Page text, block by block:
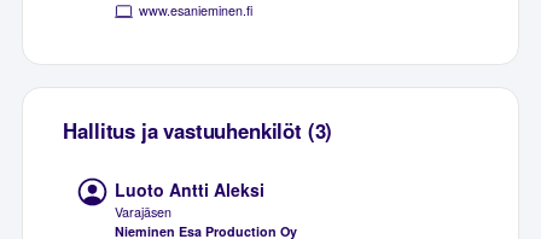
www.esanieminen.fi
Hallitus ja vastuuhenkilöt (3)
Luoto Antti Aleksi
Varajäsen
Nieminen Esa Production Oy